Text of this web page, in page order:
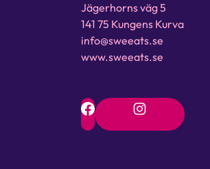
Jägerhorns väg 5
141 75 Kungens Kurva
info@sweeats.se
www.sweeats.se